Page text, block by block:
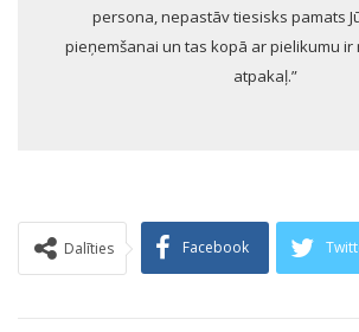
persona, nepastāv tiesisks pamats
pieņemšanai un tas kopā ar pielikumu ir
atpakaļ.”
Dalīties Facebook